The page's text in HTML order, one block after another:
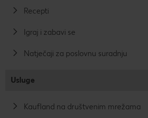
Recepti
Igraj i zabavi se
Natječaji za poslovnu suradnju
Usluge
Kaufland na društvenim mrežama